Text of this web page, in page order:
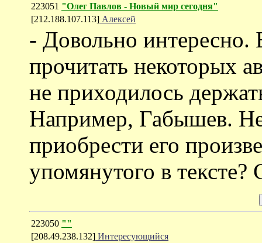
223051 "Олег Павлов - Новый мир сегодня"
[212.188.107.113] Алексей
- Довольно
прочитать некоторых
не приходилось
Например, Габышев.
приобрести его
упомянутого в тексте?
223050 ""
[208.49.238.132] Интересующийся